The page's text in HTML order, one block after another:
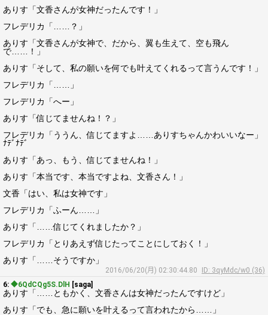
ありす「文香さんが女神だったんです！」
フレデリカ「……？」
ありす「文香さんが女神で、だから、翼も生えて、空も飛ん
で……！」
ありす「そして、私の願いを何でも叶えてくれるって言うんです！」
フレデリカ「……」
フレデリカ「へー」
ありす「信じてませんね！？」
フレデリカ「ううん、信じてますよ……ありすちゃんかわいいなー」
ﾅﾃﾞﾅﾃﾞ
ありす「あっ、もう、信じてませんね！」
ありす「本当です、本当ですよね、文香さん！」
文香「はい、私は女神です」
フレデリカ「ふーん……」
ありす「……信じてくれましたか？」
フレデリカ「とりあえず信じたってことにしておく！」
ありす「……そうですか」
2016/06/20(月) 02:30:44.80
ID: 3qyMdc/w0 (36)
6: ◆6QdCQg5S.DlH [saga]
ありす「……ともかく、文香さんは女神だったんですけど」
ありす「でも、急に願いを叶えるって言われたから……」